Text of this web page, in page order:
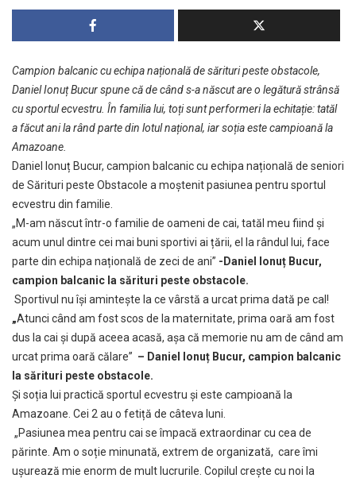
Campion balcanic cu echipa națională de sărituri peste obstacole,
Daniel Ionuț Bucur spune că de când s-a născut are o legătură strânsă
cu sportul ecvestru. În familia lui, toți sunt performeri la echitație: tatăl
a făcut ani la rând parte din lotul național, iar soția este campioană la
Amazoane.
Daniel Ionuț Bucur, campion balcanic cu echipa națională de seniori
de Sărituri peste Obstacole a moștenit pasiunea pentru sportul
ecvestru din familie.
„M-am născut într-o familie de oameni de cai, tatăl meu fiind și
acum unul dintre cei mai buni sportivi ai țării, el la rândul lui, face
parte din echipa națională de zeci de ani” -Daniel Ionuț Bucur,
campion balcanic la sărituri peste obstacole.
Sportivul nu își amintește la ce vârstă a urcat prima dată pe cal!
„Atunci când am fost scos de la maternitate, prima oară am fost
dus la cai și după aceea acasă, așa că memorie nu am de când am
urcat prima oară călare” – Daniel Ionuț Bucur, campion balcanic
la sărituri peste obstacole.
Și soția lui practică sportul ecvestru și este campioană la
Amazoane. Cei 2 au o fetiță de câteva luni.
„Pasiunea mea pentru cai se împacă extraordinar cu cea de
părinte. Am o soție minunată, extrem de organizată, care îmi
ușurează mie enorm de mult lucrurile. Copilul crește cu noi la